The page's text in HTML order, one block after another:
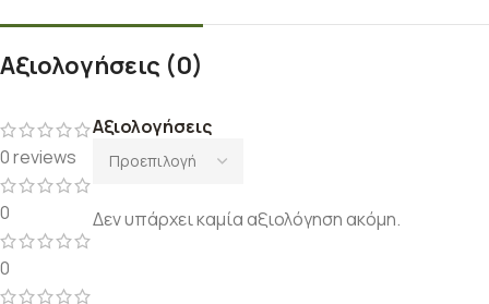
Αξιολογήσεις (0)
0 reviews
0
0
Αξιολογήσεις
Δεν υπάρχει καμία αξιολόγηση ακόμη.